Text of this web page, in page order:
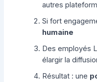
autres
Si fort
humaine
Des employés
élargir la
Résultat : une